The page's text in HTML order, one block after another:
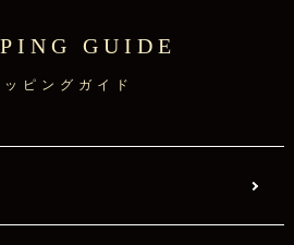
GUIDE
ッピングガイド